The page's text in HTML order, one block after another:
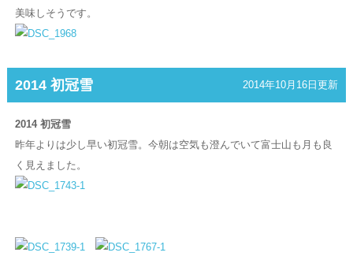
美味しそうです。
2014 初冠雪 2014年10月16日更新
2014 初冠雪
昨年よりは少し早い初冠雪。今朝は空気も澄んでいて富士山も月も良
く見えました。